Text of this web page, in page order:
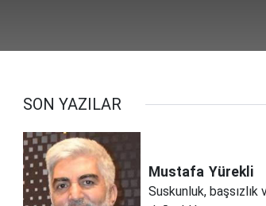
SON YAZILAR
Mustafa Yürekli
Suskunluk, başsızlık